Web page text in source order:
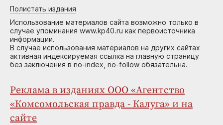
Полистать издания
Использование материалов сайта возможно только в
случае упоминания www.kp40.ru как первоисточника
информации.
В случае использования материалов на других сайтах
активная индексируемая ссылка на главную страницу
без заключения в no-index, no-follow обязательна.
Реклама в изданиях ООО «Агентство
«Комсомольская правда - Калуга» и на
сайте